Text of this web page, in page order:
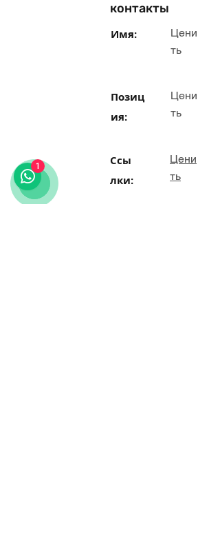
контакты
Имя:
Цени
ть
Позиц
ия:
Цени
ть
Ссы
лки:
Цени
ть
1